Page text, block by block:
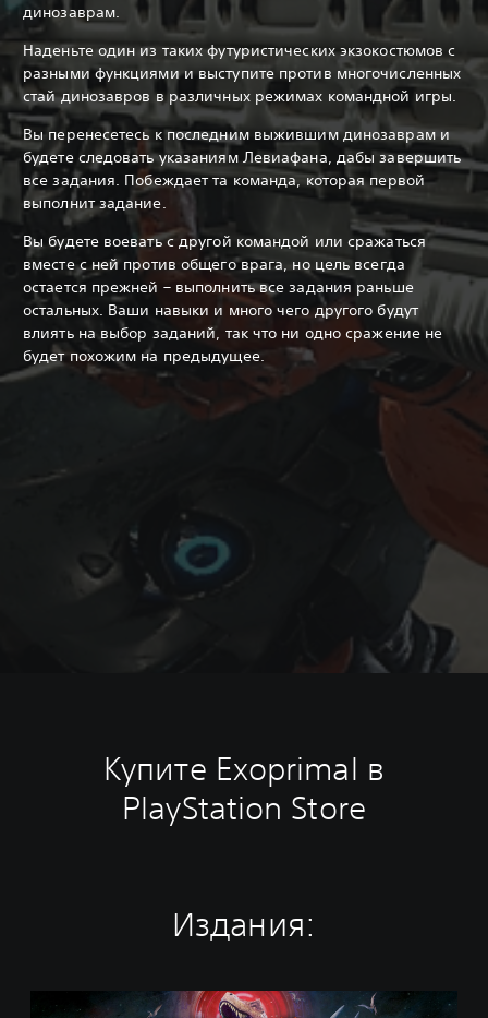
динозаврам.
Наденьте один из таких футуристических экзокостюмов с
разными функциями и выступите против многочисленных
стай динозавров в различных режимах командной игры.
Вы перенесетесь к последним выжившим динозаврам и
будете следовать указаниям Левиафана, дабы завершить
все задания. Побеждает та команда, которая первой
выполнит задание.
Вы будете воевать с другой командой или сражаться
вместе с ней против общего врага, но цель всегда
остается прежней – выполнить все задания раньше
остальных. Ваши навыки и много чего другого будут
влиять на выбор заданий, так что ни одно сражение не
будет похожим на предыдущее.
Купите Exoprimal в
PlayStation Store
Издания: